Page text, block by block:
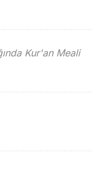
Kur'an Meali